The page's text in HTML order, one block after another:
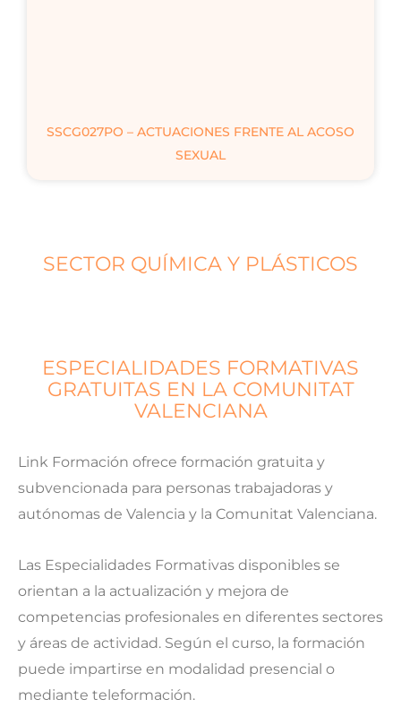
SSCG027PO – ACTUACIONES FRENTE AL ACOSO
SEXUAL
SECTOR QUÍMICA Y PLÁSTICOS
ESPECIALIDADES FORMATIVAS
GRATUITAS EN LA COMUNITAT
VALENCIANA
Link Formación ofrece formación gratuita y
subvencionada para personas trabajadoras y
autónomas de Valencia y la Comunitat Valenciana.
Las Especialidades Formativas disponibles se
orientan a la actualización y mejora de
competencias profesionales en diferentes sectores
y áreas de actividad. Según el curso, la formación
puede impartirse en modalidad presencial o
mediante teleformación.